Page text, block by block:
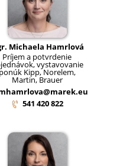
Michaela Hamrlová
Príjem a potvrdenie
vystavovanie
ponúk Kipp, Norelem,
Martin, Brauer
541 420 822